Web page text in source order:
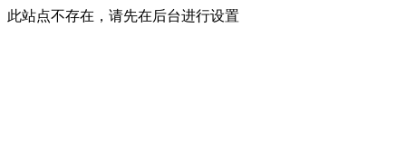
此站点不存在，请先在后台进行设置